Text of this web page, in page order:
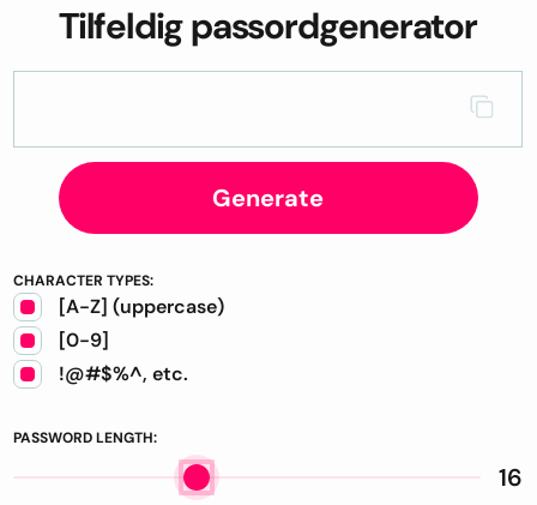
Tilfeldig passordgenerator
Generate
CHARACTER TYPES:
[A-Z] (uppercase)
[0-9]
!@#$%^, etc.
PASSWORD LENGTH:
16